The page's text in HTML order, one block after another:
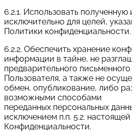
6.2.1. Использовать
исключительно для целей,
Политики конфиденциальности.
6.2.2. Обеспечить хранение
информации в тайне, не
предварительного
Пользователя, а также не
обмен, опубликование, либо
возможными способами
переданных персональных
исключением п.п. 5.2.
Конфиденциальности.